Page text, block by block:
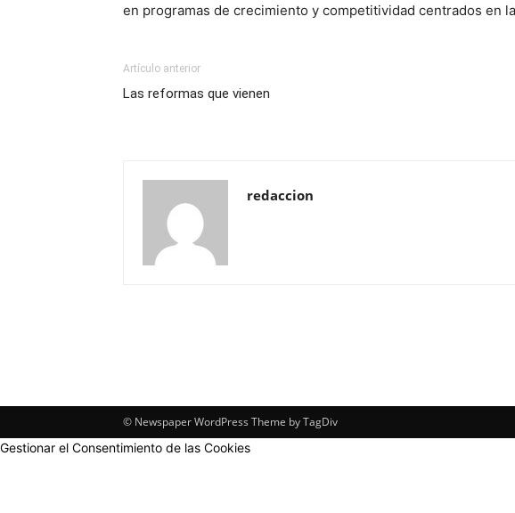
en programas de crecimiento y competitividad centrados en
Artículo anterior
Las reformas que vienen
redaccion
© Newspaper WordPress Theme by TagDiv
Gestionar el Consentimiento de las Cookies